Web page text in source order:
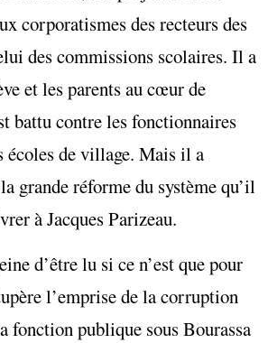
corporatismes des recteurs des
des commissions scolaires. Il a
et les parents au cœur de
battu contre les fonctionnaires
écoles de village. Mais il a
grande réforme du système qu’il
à Jacques Parizeau.
d’être lu si ce n’est que pour
l’emprise de la corruption
fonction publique sous Bourassa